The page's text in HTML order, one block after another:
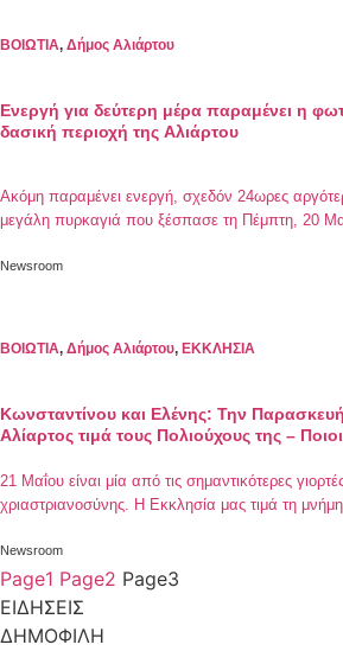
ΒΟΙΩΤΙΑ, Δήμος Αλιάρτου
Ενεργή για δεύτερη μέρα παραμένει η
δασική περιοχή της Αλιάρτου
Ακόμη παραμένει ενεργή, σχεδόν 24ωρες
μεγάλη πυρκαγιά που ξέσπασε τη Πέμπτη, 20
ισχυρές δυνάμεις της πυροσβεστικής,
Δήμαρχος Αλιάρτου-Θεσπιέων, κ. Γιώργος
Newsroom
ΒΟΙΩΤΙΑ, Δήμος Αλιάρτου, ΕΚΚΛΗΣΙΑ
Κωνσταντίνου και Ελένης: Την
Αλίαρτος τιμά τους Πολιούχους της – Ποιοι
21 Μαΐου είναι μία από τις σημαντικότερες
χριαστριανοσύνης. Η Εκκλησία μας τιμά τη
Αγίας Ελένης . Γιατί όμως ο πρώτος
Βυζαντινής αυτοκρατορίας και η μητέρα του
Ως γενέτειρα πόλη του Μεγάλου Κωνσταντίνου
Newsroom
Page1 Page2 Page3
ΕΙΔΗΣΕΙΣ
ΔΗΜΟΦΙΛΗ